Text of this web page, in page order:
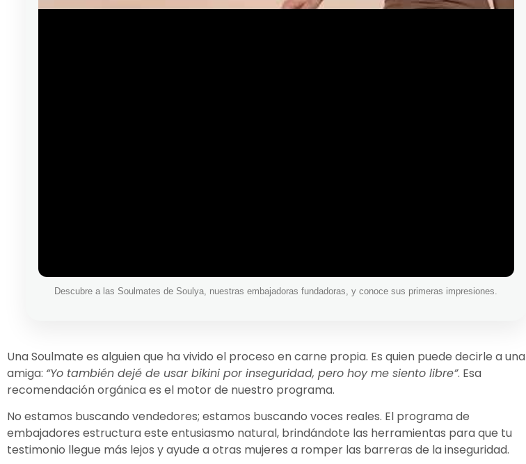
Descubre a las Soulmates de Soulya, nuestras embajadoras fundadoras, y conoce sus primeras impresiones.
Una Soulmate es alguien que ha vivido el proceso en carne propia. Es quien puede decirle a una
amiga: “Yo también dejé de usar bikini por inseguridad, pero hoy me siento libre”. Esa
recomendación orgánica es el motor de nuestro programa.
No estamos buscando vendedores; estamos buscando voces reales. El programa de
embajadores estructura este entusiasmo natural, brindándote las herramientas para que tu
testimonio llegue más lejos y ayude a otras mujeres a romper las barreras de la inseguridad.